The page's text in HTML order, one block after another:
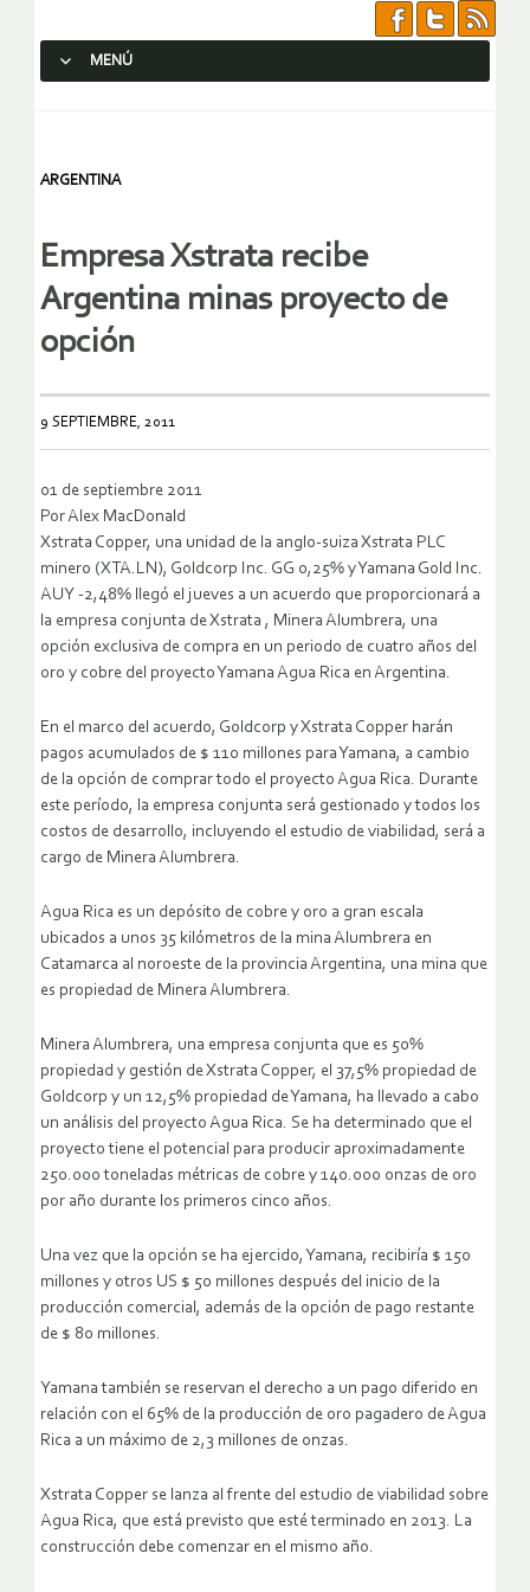
MENÚ
ARGENTINA
Empresa Xstrata recibe
Argentina minas proyecto de
opción
9 SEPTIEMBRE, 2011
01 de septiembre 2011
Por Alex MacDonald
Xstrata Copper, una unidad de la anglo-suiza Xstrata PLC
minero (XTA.LN), Goldcorp Inc. GG 0,25% y Yamana Gold Inc.
AUY -2,48% llegó el jueves a un acuerdo que proporcionará a
la empresa conjunta de Xstrata , Minera Alumbrera, una
opción exclusiva de compra en un periodo de cuatro años del
oro y cobre del proyecto Yamana Agua Rica en Argentina.
En el marco del acuerdo, Goldcorp y Xstrata Copper harán
pagos acumulados de $ 110 millones para Yamana, a cambio
de la opción de comprar todo el proyecto Agua Rica. Durante
este período, la empresa conjunta será gestionado y todos los
costos de desarrollo, incluyendo el estudio de viabilidad, será a
cargo de Minera Alumbrera.
Agua Rica es un depósito de cobre y oro a gran escala
ubicados a unos 35 kilómetros de la mina Alumbrera en
Catamarca al noroeste de la provincia Argentina, una mina que
es propiedad de Minera Alumbrera.
Minera Alumbrera, una empresa conjunta que es 50%
propiedad y gestión de Xstrata Copper, el 37,5% propiedad de
Goldcorp y un 12,5% propiedad de Yamana, ha llevado a cabo
un análisis del proyecto Agua Rica. Se ha determinado que el
proyecto tiene el potencial para producir aproximadamente
250.000 toneladas métricas de cobre y 140.000 onzas de oro
por año durante los primeros cinco años.
Una vez que la opción se ha ejercido, Yamana, recibiría $ 150
millones y otros US $ 50 millones después del inicio de la
producción comercial, además de la opción de pago restante
de $ 80 millones.
Yamana también se reservan el derecho a un pago diferido en
relación con el 65% de la producción de oro pagadero de Agua
Rica a un máximo de 2,3 millones de onzas.
Xstrata Copper se lanza al frente del estudio de viabilidad sobre
Agua Rica, que está previsto que esté terminado en 2013. La
construcción debe comenzar en el mismo año.